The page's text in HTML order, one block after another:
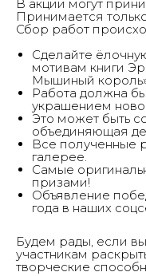
В акции могут
Принимается
Сбор работ
Сделайте
мотивам книги
Мышиный
Работа должна
украшением
Это может быть
объединяющая
Все полученные
галерее.
Самые
призами!
Объявление
года в наших
Будем рады, если
участникам
творческие
Главная
Выставки & события
Новости
Студии
СМИ о нас
Заявка на проект
Контакты